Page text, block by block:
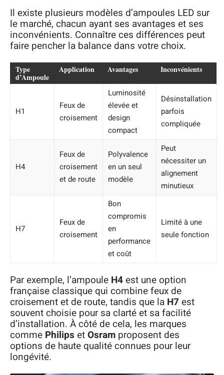
Il existe plusieurs modèles d’ampoules LED sur
le marché, chacun ayant ses avantages et ses
inconvénients. Connaître ces différences peut
faire pencher la balance dans votre choix.
Type
d’Ampoule
Application Avantages Inconvénients
H1
Feux de
croisement
Luminosité
élevée et
design
compact
Désinstallation
parfois
compliquée
H4
Feux de
croisement
et de route
Polyvalence
en un seul
modèle
Peut
nécessiter un
alignement
minutieux
H7
Feux de
croisement
Bon
compromis
en
performance
et coût
Limité à une
seule fonction
Par exemple, l’ampoule H4est une option
française classique qui combine feux de
croisement et de route, tandis que la H7est
souvent choisie pour sa clarté et sa facilité
d’installation. À côté de cela, les marques
comme Philips etOsram proposent des
options de haute qualité connues pour leur
longévité.